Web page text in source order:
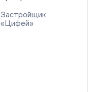
Застройщик
«Цифей»